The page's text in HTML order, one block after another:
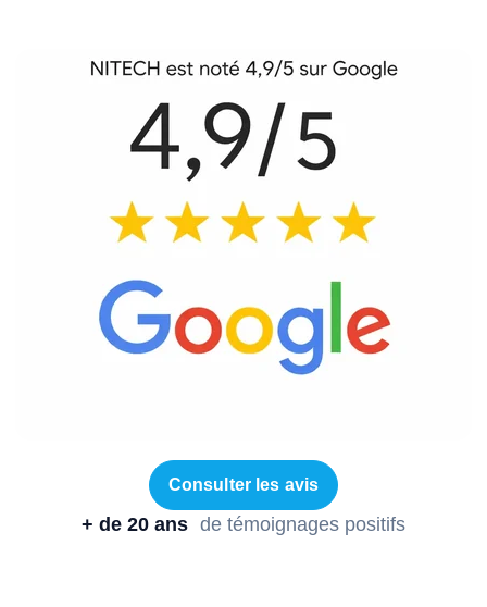
Consulter les avis
+ de 20 ans de témoignages positifs